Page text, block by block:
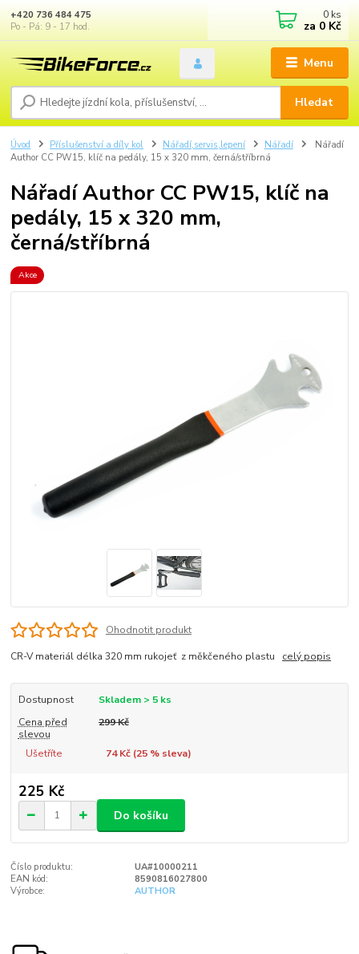
Menu
Hledat
+420 736 484 475
Po - Pá: 9 - 17 hod.
0 ks
za 0 Kč
Úvod Příslušenství a díly kol Nářadí,servis,lepení Nářadí
Nářadí
Author CC PW15, klíč na pedály, 15 x 320 mm, černá/stříbrná
Nářadí Author CC PW15, klíč na
pedály, 15 x 320 mm,
černá/stříbrná
Akce
Ohodnotit produkt
CR-V materiál délka 320 mm rukojeť z měkčeného plastu celý popis
Dostupnost
Skladem > 5 ks
Cena před
slevou
299 Kč
Ušetříte 74 Kč (25% sleva)
225 Kč
Do košíku
Číslo produktu:
UA#10000211
EAN kód:
8590816027800
Výrobce:
AUTHOR